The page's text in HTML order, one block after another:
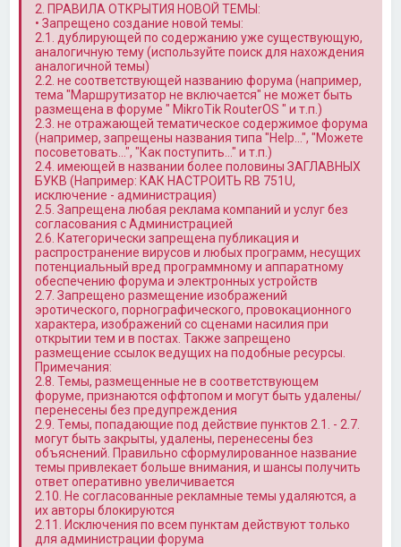
2. ПРАВИЛА ОТКРЫТИЯ НОВОЙ ТЕМЫ:
• Запрещено создание новой темы:
2.1. дублирующей по содержанию уже существующую,
аналогичную тему (используйте поиск для нахождения
аналогичной темы)
2.2. не соответствующей названию форума (например,
тема "Маршрутизатор не включается" не может быть
размещена в форуме " MikroTik RouterOS " и т.п.)
2.3. не отражающей тематическое содержимое форума
(например, запрещены названия типа "Help…", "Можете
посоветовать…", "Как поступить…" и т.п.)
2.4. имеющей в названии более половины ЗАГЛАВНЫХ
БУКВ (Например: КАК НАСТРОИТЬ RB 751U,
исключение - администрация)
2.5. Запрещена любая реклама компаний и услуг без
согласования с Администрацией
2.6. Категорически запрещена публикация и
распространение вирусов и любых программ, несущих
потенциальный вред программному и аппаратному
обеспечению форума и электронных устройств
2.7. Запрещено размещение изображений
эротического, порнографического, провокационного
характера, изображений со сценами насилия при
открытии тем и в постах. Также запрещено
размещение ссылок ведущих на подобные ресурсы.
Примечания:
2.8. Темы, размещенные не в соответствующем
форуме, признаются оффтопом и могут быть удалены/
перенесены без предупреждения
2.9. Темы, попадающие под действие пунктов 2.1. - 2.7.
могут быть закрыты, удалены, перенесены без
объяснений. Правильно сформулированное название
темы привлекает больше внимания, и шансы получить
ответ оперативно увеличивается
2.10. Не согласованные рекламные темы удаляются, а
их авторы блокируются
2.11. Исключения по всем пунктам действуют только
для администрации форума